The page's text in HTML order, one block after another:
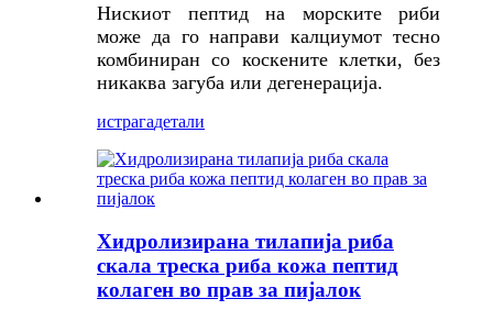
Нискиот пептид на морските риби
може да го направи калциумот тесно
комбиниран со коскените клетки, без
никаква загуба или дегенерација.
истрагадетали
Хидролизирана тилапија риба
скала треска риба кожа пептид
колаген во прав за пијалок